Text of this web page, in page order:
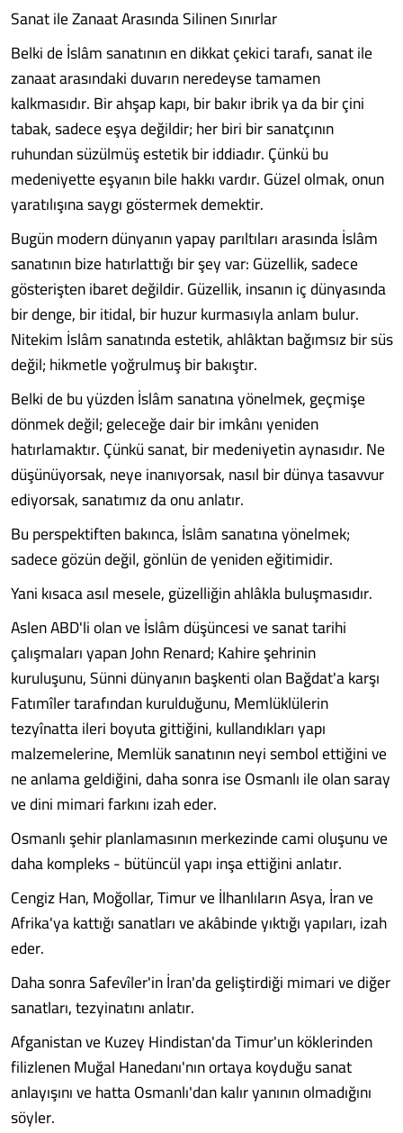
Sanat ile Zanaat Arasında Silinen Sınırlar
Belki de İslâm sanatının en dikkat çekici tarafı, sanat ile
zanaat arasındaki duvarın neredeyse tamamen
kalkmasıdır. Bir ahşap kapı, bir bakır ibrik ya da bir çini
tabak, sadece eşya değildir; her biri bir sanatçının
ruhundan süzülmüş estetik bir iddiadır. Çünkü bu
medeniyette eşyanın bile hakkı vardır. Güzel olmak, onun
yaratılışına saygı göstermek demektir.
Bugün modern dünyanın yapay parıltıları arasında İslâm
sanatının bize hatırlattığı bir şey var: Güzellik, sadece
gösterişten ibaret değildir. Güzellik, insanın iç dünyasında
bir denge, bir itidal, bir huzur kurmasıyla anlam bulur.
Nitekim İslâm sanatında estetik, ahlâktan bağımsız bir süs
değil; hikmetle yoğrulmuş bir bakıştır.
Belki de bu yüzden İslâm sanatına yönelmek, geçmişe
dönmek değil; geleceğe dair bir imkânı yeniden
hatırlamaktır. Çünkü sanat, bir medeniyetin aynasıdır. Ne
düşünüyorsak, neye inanıyorsak, nasıl bir dünya tasavvur
ediyorsak, sanatımız da onu anlatır.
Bu perspektiften bakınca, İslâm sanatına yönelmek;
sadece gözün değil, gönlün de yeniden eğitimidir.
Yani kısaca asıl mesele, güzelliğin ahlâkla buluşmasıdır.
Aslen ABD'li olan ve İslâm düşüncesi ve sanat tarihi
çalışmaları yapan John Renard; Kahire şehrinin
kuruluşunu, Sünni dünyanın başkenti olan Bağdat'a karşı
Fatımîler tarafından kurulduğunu, Memlüklülerin
tezyînatta ileri boyuta gittiğini, kullandıkları yapı
malzemelerine, Memlük sanatının neyi sembol ettiğini ve
ne anlama geldiğini, daha sonra ise Osmanlı ile olan saray
ve dini mimari farkını izah eder.
Osmanlı şehir planlamasının merkezinde cami oluşunu ve
daha kompleks - bütüncül yapı inşa ettiğini anlatır.
Cengiz Han, Moğollar, Timur ve İlhanlıların Asya, İran ve
Afrika'ya kattığı sanatları ve akâbinde yıktığı yapıları, izah
eder.
Daha sonra Safevîler'in İran'da geliştirdiği mimari ve diğer
sanatları, tezyinatını anlatır.
Afganistan ve Kuzey Hindistan'da Timur'un köklerinden
filizlenen Muğal Hanedanı'nın ortaya koyduğu sanat
anlayışını ve hatta Osmanlı'dan kalır yanının olmadığını
söyler.